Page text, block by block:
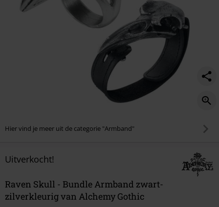
Hier vind je meer uit de categorie "Armband"
Uitverkocht!
Raven Skull - Bundle Armband zwart-
zilverkleurig van Alchemy Gothic